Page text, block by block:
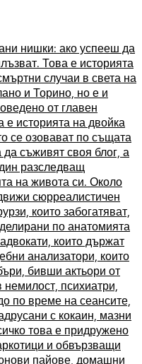
нишки: ако успееш да
Това е историята
случаи в света на
и Торино, но е и
от главен
историята на двойка
се озовават по същата
съживят своя блог, а
разследващ
на живота си. Около
сюрреалистичен
които забогатяват,
по анатомията
които държат
анализатори, които
бивши актьори от
психиатри,
по време на сеансите,
с кокаин, мазни
това е придружено
и обвързващи
пайове, домашни